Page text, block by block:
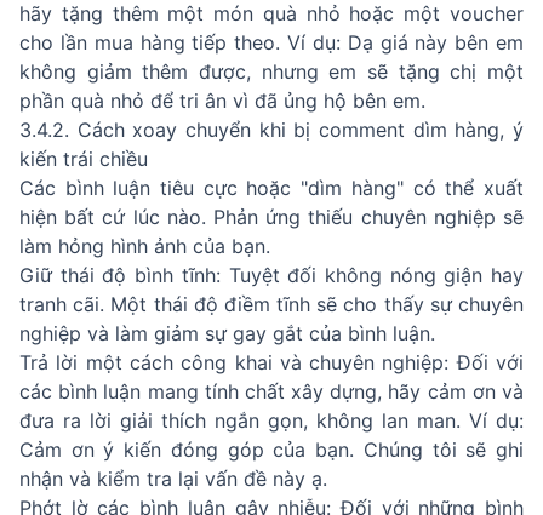
hãy tặng thêm một món quà nhỏ hoặc một voucher
cho lần mua hàng tiếp theo. Ví dụ: Dạ giá này bên em
không giảm thêm được, nhưng em sẽ tặng chị một
phần quà nhỏ để tri ân vì đã ủng hộ bên em.
3.4.2. Cách xoay chuyển khi bị comment dìm hàng, ý
kiến trái chiều
Các bình luận tiêu cực hoặc "dìm hàng" có thể xuất
hiện bất cứ lúc nào. Phản ứng thiếu chuyên nghiệp sẽ
làm hỏng hình ảnh của bạn.
Giữ thái độ bình tĩnh: Tuyệt đối không nóng giận hay
tranh cãi. Một thái độ điềm tĩnh sẽ cho thấy sự chuyên
nghiệp và làm giảm sự gay gắt của bình luận.
Trả lời một cách công khai và chuyên nghiệp: Đối với
các bình luận mang tính chất xây dựng, hãy cảm ơn và
đưa ra lời giải thích ngắn gọn, không lan man. Ví dụ:
Cảm ơn ý kiến đóng góp của bạn. Chúng tôi sẽ ghi
nhận và kiểm tra lại vấn đề này ạ.
Phớt lờ các bình luận gây nhiễu: Đối với những bình